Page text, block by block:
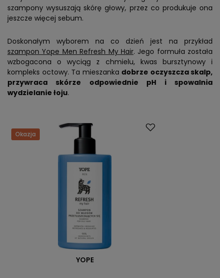
szampony wysuszają skórę głowy, przez co produkuje ona
jeszcze więcej sebum.
Doskonałym wyborem na co dzień jest na przykład
szampon Yope Men Refresh My Hair. Jego formuła została
wzbogacona o wyciąg z chmielu, kwas bursztynowy i
kompleks octowy. Ta mieszanka dobrze oczyszcza skalp,
przywraca skórze odpowiednie pH i spowalnia
wydzielanie łoju.
Okazja
YOPE